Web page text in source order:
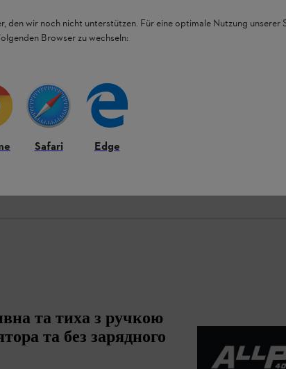
елементів обладнання на продукті може - при
та тиха з ручкою
та без зарядного
den wir noch nicht unterstützen. Für eine optimale Nutzung unserer
Browser zu wechseln:
Safari Edge